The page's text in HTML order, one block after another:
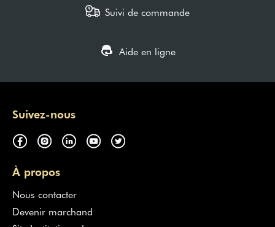
Suivi de commande
Aide en ligne
Suivez-nous
À propos
Nous contacter
Devenir marchand